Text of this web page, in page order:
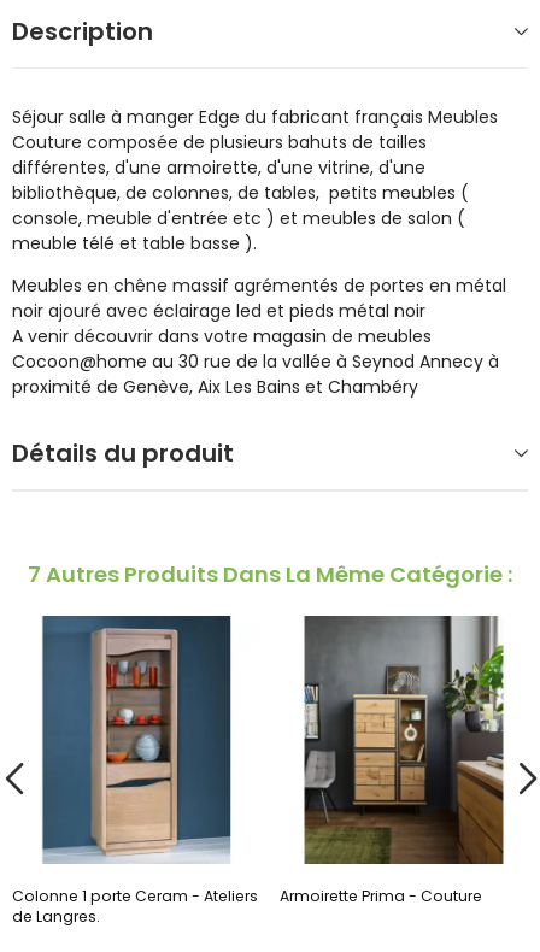
Description
Séjour salle à manger Edge du fabricant français Meubles
Couture composée de plusieurs bahuts de tailles
différentes, d'une armoirette, d'une vitrine, d'une
bibliothèque, de colonnes, de tables, petits meubles (
console, meuble d'entrée etc ) et meubles de salon (
meuble télé et table basse ).
Meubles en chêne massif agrémentés de portes en métal
noir ajouré avec éclairage led et pieds métal noir
A venir découvrir dans votre magasin de meubles
Cocoon@home au 30 rue de la vallée à Seynod Annecy à
proximité de Genève, Aix Les Bains et Chambéry
Détails du produit
7 Autres Produits Dans La Même Catégorie :
Colonne 1 porte Ceram - Ateliers
de Langres.
Armoirette Prima - Couture